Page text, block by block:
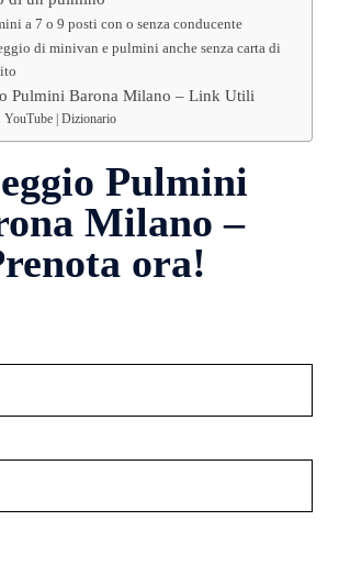
a 7 o 9 posti con o senza conducente
di minivan e pulmini anche senza carta di
Pulmini Barona Milano – Link Utili
YouTube | Dizionario
Pulmini
Milano –
ora!